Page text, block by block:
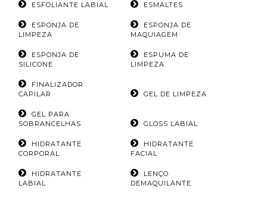
ESFOLIANTE LABIAL ESMALTES
ESPONJA DE
LIMPEZA
ESPONJA DE
MAQUIAGEM
ESPONJA DE
SILICONE
ESPUMA DE
LIMPEZA
FINALIZADOR
CAPILAR
GEL DE LIMPEZA
GEL PARA
SOBRANCELHAS
GLOSS LABIAL
HIDRATANTE
CORPORAL
HIDRATANTE
FACIAL
HIDRATANTE
LABIAL
LENÇO
DEMAQUILANTE